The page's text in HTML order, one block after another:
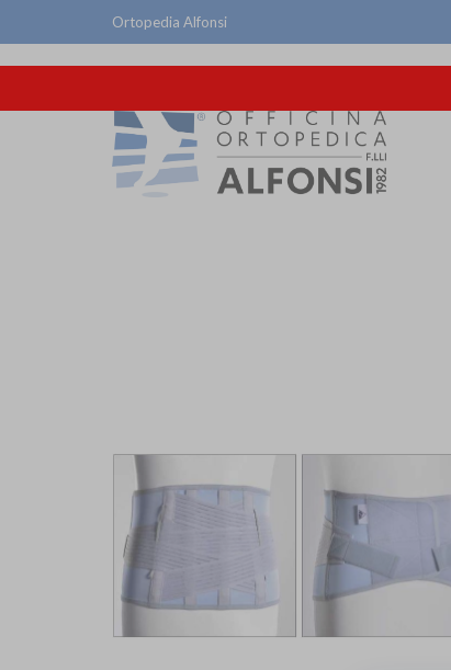
Ortopedia Alfonsi